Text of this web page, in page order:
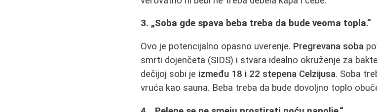
3. „Soba gde spava beba treba da bude veoma topla.“
Ovo je potencijalno opasno uverenje. Pregrevana soba
smrti dojenčeta (SIDS) i stvara idealno okruženje za
dečijoj sobi je između 18 i 22 stepena Celzijusa. Soba
vruća kao sauna. Beba treba da bude dovoljno toplo